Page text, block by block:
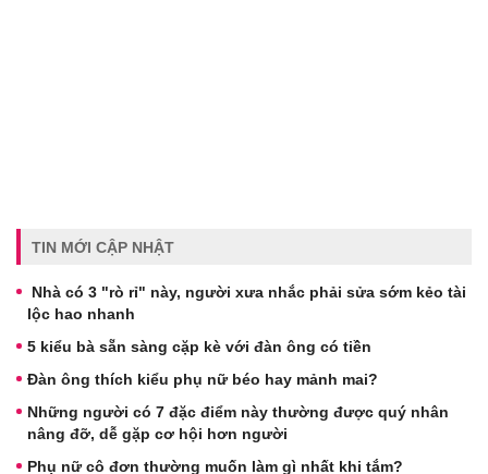
TIN MỚI CẬP NHẬT
Nhà có 3 "rò rỉ" này, người xưa nhắc phải sửa sớm kẻo tài
lộc hao nhanh
5 kiểu bà sẵn sàng cặp kè với đàn ông có tiền
Đàn ông thích kiểu phụ nữ béo hay mảnh mai?
Những người có 7 đặc điểm này thường được quý nhân
nâng đỡ, dễ gặp cơ hội hơn người
Phụ nữ cô đơn thường muốn làm gì nhất khi tắm?